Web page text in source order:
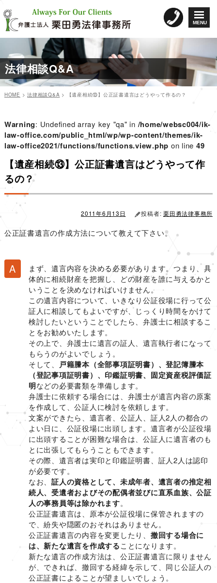
MENU
ン
テ
ン
へ
ス
キ
ッ
法律相談Q&A
HOME >法律相談Q&A > 【遺産相続⑬】公正証書遺言はどうやって作るの？
Warning: Undefined array key "qa" in /home/websc004/ik-
law-office.com/public_html/wp/wp-content/themes/ik-
law-office2021/functions/functions.view.php on line 49
【遺産相続⑬】公正証書遺言はどうやって作
るの？
2011年6月13日 投稿者:栗田勇法律事務所
公正証書遺言の作成方法について教えて下さい。
まず、遺言内容を決める必要があります。つまり、具
体的に相続財産を把握し、どの財産を誰に与えるかと
いうことを決めなければいけません。
この遺言内容について、いきなり公証役場に行って公
証人に相談してもよいですが、じっくり時間をかけて
検討したいということでしたら、弁護士に相談するこ
とをお勧めいたします。
その上で、弁護士に遺言の証人、遺言執行者になって
もらうのがよいでしょう。
そして、 戸籍謄本（全部事項証明書）、登記簿謄本
（登記事項証明書）、印鑑証明書、固定資産税評価証
明などの必要書類を準備します。
弁護士に依頼する場合には、弁護士が遺言内容の原案
を作成して、公証人に検討を依頼します。
文案ができたら、遺言者、公証人、証人2人の都合の
よい日に、公証役場に出頭します。遺言者が公証役場
に出頭することが困難な場合は、公証人に遺言者のも
とに出張してもらうこともできます。
その際、遺言者は実印と印鑑証明書、証人2人は認印
が必要です。
なお、証人の資格として、未成年者、遺言者の推定相
続人、受遺者およびその配偶者並びに直系血族、公証
人の事務員等は除かれます。
公正証書遺言は、原本が公証役場に保管されますの
で、紛失や隠匿のおそれはありません。
公正証書遺言の内容を変更したり、 撤回する場合に
は、新たな遺言を作成することになります。
新たな遺言の作成方法は、公正証書遺言に限りません
が、できれば、撤回する経緯を示して、同じ公証人の
公正証書によることが望ましいでしょう。
リ
ー
稿
ナ
ビ
ゲ
ー
シ
ョ
ン